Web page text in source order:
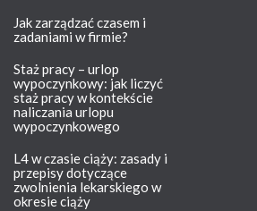
Jak zarządzać czasem i
zadaniami w firmie?
Staż pracy – urlop
wypoczynkowy: jak liczyć
staż pracy w kontekście
naliczania urlopu
wypoczynkowego
L4 w czasie ciąży: zasady i
przepisy dotyczące
zwolnienia lekarskiego w
okresie ciąży